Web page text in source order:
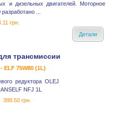
и дизельных двигателей. Моторное
...
грн.
Детали
трансмиссии
- ELF 75W80 (1L)
редуктора OLEJ
NFJ 1L
388.50 грн.